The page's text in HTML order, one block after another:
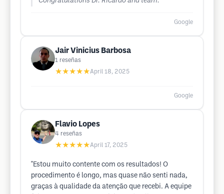
Google
Jair Vinicius Barbosa
1 reseñas
★★★★★April 18, 2025
Google
Flavio Lopes
4 reseñas
★★★★★April 17, 2025
"Estou muito contente com os resultados! O
procedimento é longo, mas quase não senti nada,
graças à qualidade da atenção que recebi. A equipe